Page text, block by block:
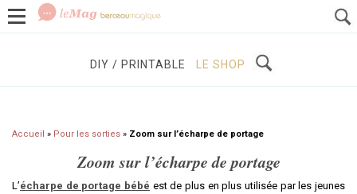
GROSSESSE BÉBÉS / ENFANTS
DIY / PRINTABLE LE SHOP
Accueil » Pour les sorties » Zoom sur l’écharpe de portage
Zoom sur l’écharpe de portage
L’écharpe de portage bébé est de plus en plus utilisée par les jeunes